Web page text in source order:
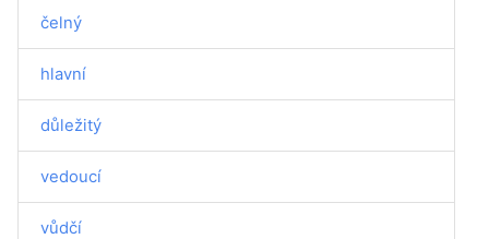
čelný
hlavní
důležitý
vedoucí
vůdčí